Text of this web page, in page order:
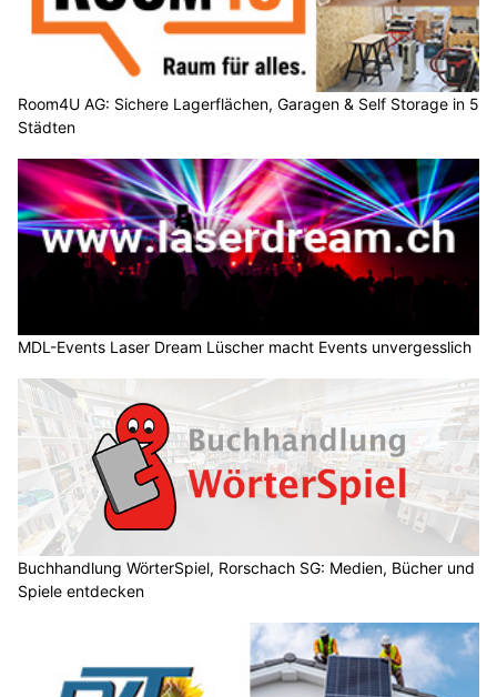
Room4U AG: Sichere Lagerflächen, Garagen & Self Storage in 5
Städten
MDL-Events Laser Dream Lüscher macht Events unvergesslich
Buchhandlung WörterSpiel, Rorschach SG: Medien, Bücher und
Spiele entdecken